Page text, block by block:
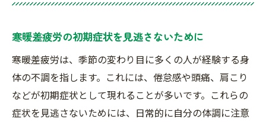
手技療法で筋肉の緊張を緩和する
電気刺激療法の効果と利用方法
寒暖差疲労に対する物理療法の役割
施術後の身体の変化を実感する
接骨院での施術がもたらす長期的な効果
寒暖差疲労の初期症状を見逃さないために
寒暖差疲労は、季節の変わり目に多くの人が経験する身
体の不調を指します。これには、倦怠感や頭痛、肩こり
などが初期症状として現れることが多いです。これらの
症状を見逃さないためには、日常的に自分の体調に注意